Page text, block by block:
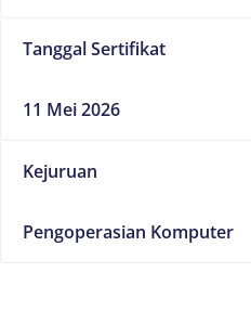
Tanggal Sertifikat
11 Mei 2026
Kejuruan
Pengoperasian Komputer